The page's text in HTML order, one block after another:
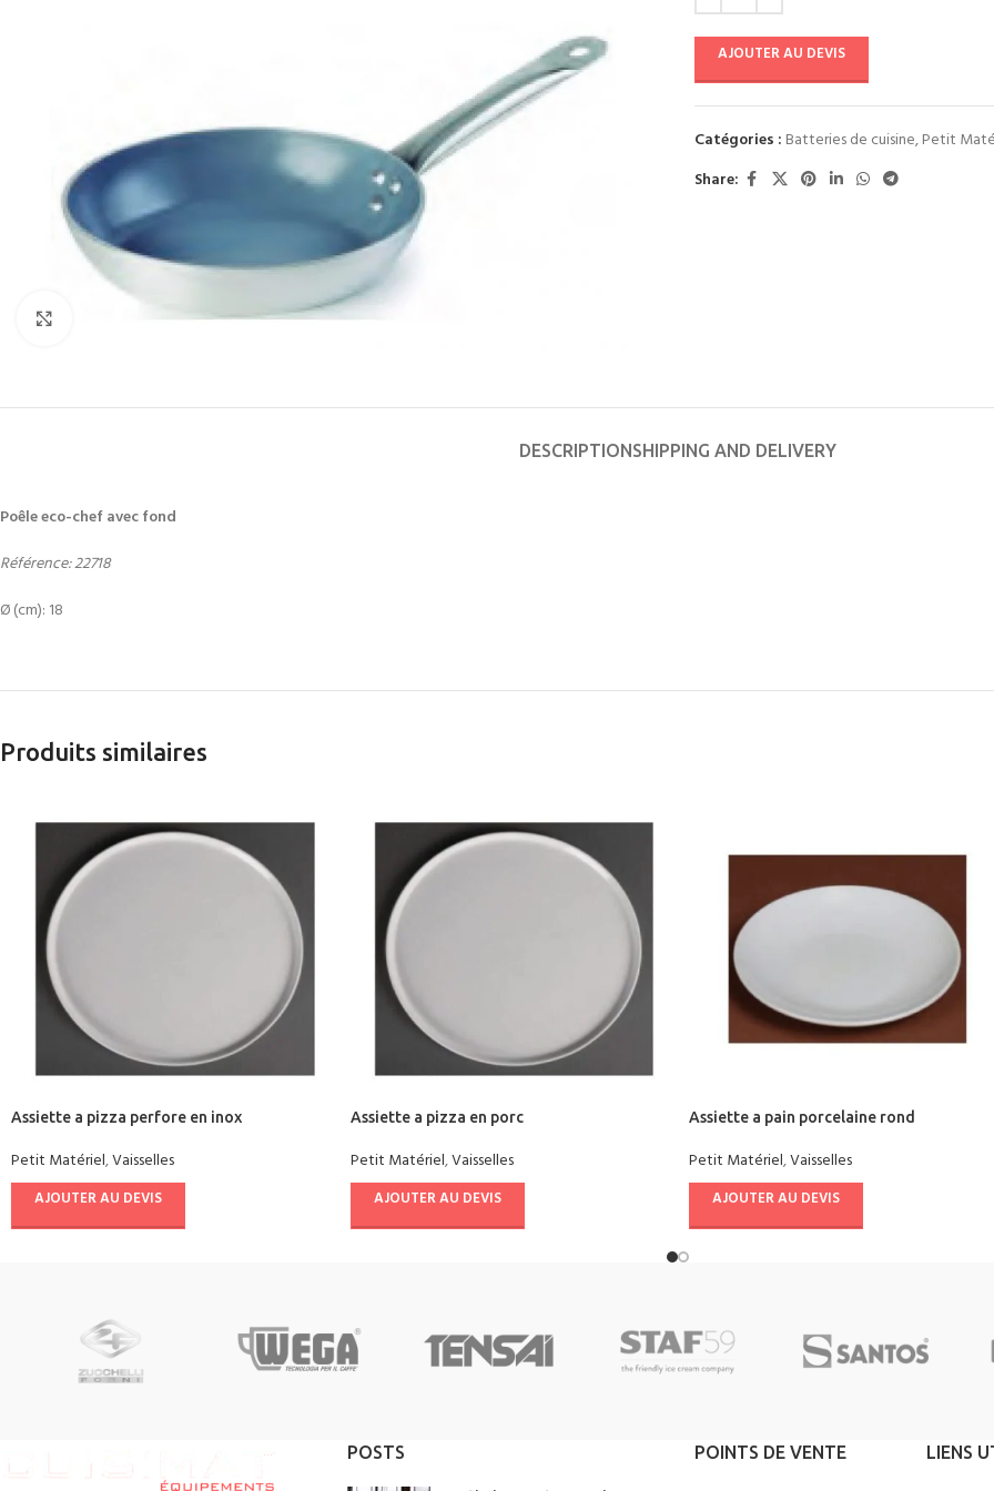
Click to enlarge
AJOUTER AU DEVIS
Catégories : Batteries de cuisine,Petit
Share:
DESCRIPTIONSHIPPING AND DELIVERY
Poêle eco-chef avec fond
Référence: 22718
Ø (cm): 18
Produits similaires
Assiette a pizza perfore en inox
Petit Matériel,Vaisselles
AJOUTER AU DEVIS
Assiette a pizza en porc
Petit Matériel,Vaisselles
AJOUTER AU DEVIS
Assiette a pain porcelaine rond
Petit Matériel,Vaisselles
AJOUTER AU DEVIS
POSTS POINTS DE VENTE LIENS